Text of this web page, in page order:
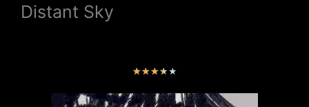
Distant Sky
★★★★★V
l